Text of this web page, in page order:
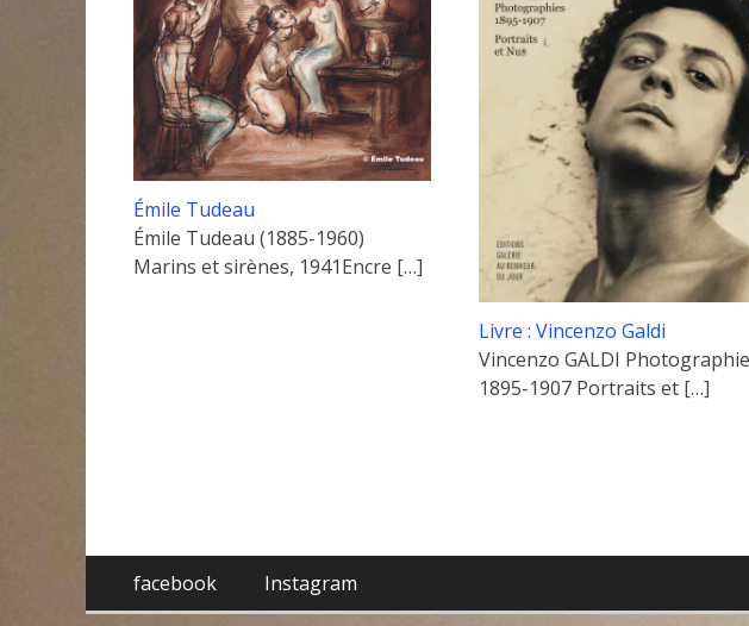
Émile Tudeau
Émile Tudeau (1885-1960)
Marins et sirènes, 1941Encre […]
Livre : Vincenzo Galdi
Vincenzo GALDI
1895-1907 Portraits et […]
Menu
facebook Instagram